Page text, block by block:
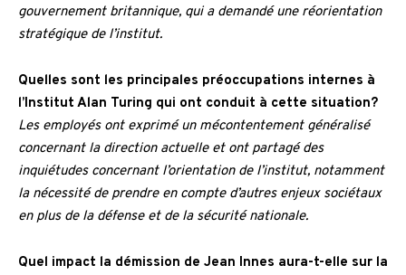
gouvernement britannique, qui a demandé une réorientation
stratégique de l’institut.
Quelles sont les principales préoccupations internes à
l’Institut Alan Turing qui ont conduit à cette situation?
Les employés ont exprimé un mécontentement généralisé
concernant la direction actuelle et ont partagé des
inquiétudes concernant l’orientation de l’institut, notamment
la nécessité de prendre en compte d’autres enjeux sociétaux
en plus de la défense et de la sécurité nationale.
Quel impact la démission de Jean Innes aura-t-elle sur la